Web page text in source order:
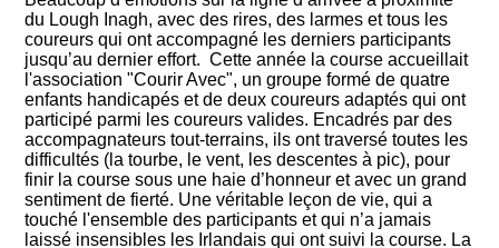
du Lough Inagh, avec des rires, des larmes et tous les
coureurs qui ont accompagné les derniers participants
jusqu’au dernier effort. Cette année la course accueillait
l'association "Courir Avec", un groupe formé de quatre
enfants handicapés et de deux coureurs adaptés qui ont
participé parmi les coureurs valides. Encadrés par des
accompagnateurs tout-terrains, ils ont traversé toutes les
difficultés (la tourbe, le vent, les descentes à pic), pour
finir la course sous une haie d’honneur et avec un grand
sentiment de fierté. Une véritable leçon de vie, qui a
touché l'ensemble des participants et qui n’a jamais
laissé insensibles les Irlandais qui ont suivi la course. La